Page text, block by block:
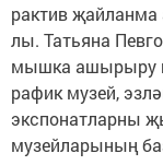
рак­тив
лы. Тать­я­на
мыш­ка ашы­ры­ру
ра­фик му­зей,
экс­по­нат­лар­ны
му­зей­ла­ры­ның